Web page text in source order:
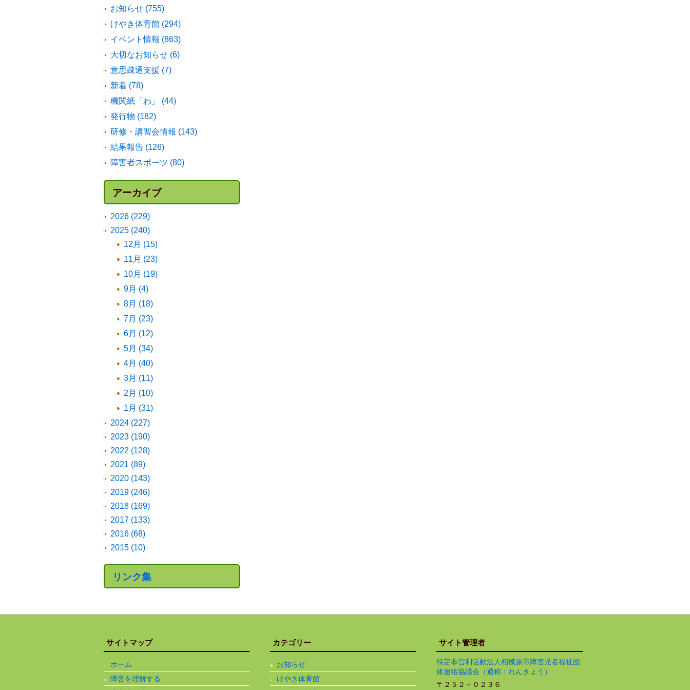
お知らせ (755)
けやき体育館 (294)
イベント情報 (863)
大切なお知らせ (6)
意思疎通支援 (7)
新着 (78)
機関紙「わ」 (44)
発行物 (182)
研修・講習会情報 (143)
結果報告 (126)
障害者スポーツ (80)
アーカイブ
2026 (229)
2025 (240)
12月 (15)
11月 (23)
10月 (19)
9月 (4)
8月 (18)
7月 (23)
6月 (12)
5月 (34)
4月 (40)
3月 (11)
2月 (10)
1月 (31)
2024 (227)
2023 (190)
2022 (128)
2021 (89)
2020 (143)
2019 (246)
2018 (169)
2017 (133)
2016 (68)
2015 (10)
リンク集
サイトマップ
ホーム
障害を理解する
カテゴリー
お知らせ
けやき体育館
サイト管理者
特定非営利活動法人相模原市障害児者福祉団
体連絡協議会（通称：れんきょう）
〒２５２－０２３６